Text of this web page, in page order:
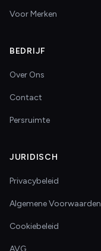
Voor Merken
BEDRIJF
Over Ons
Contact
Persruimte
JURIDISCH
Privacybeleid
Algemene Voorwaarden
Cookiebeleid
AVG